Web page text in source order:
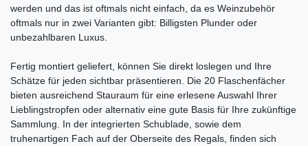
werden und das ist oftmals nicht einfach, da es Weinzubehör
oftmals nur in zwei Varianten gibt: Billigsten Plunder oder
unbezahlbaren Luxus.
Fertig montiert geliefert, können Sie direkt loslegen und Ihre
Schätze für jeden sichtbar präsentieren. Die 20 Flaschenfächer
bieten ausreichend Stauraum für eine erlesene Auswahl Ihrer
Lieblingstropfen oder alternativ eine gute Basis für Ihre zukünftige
Sammlung. In der integrierten Schublade, sowie dem
truhenartigen Fach auf der Oberseite des Regals, finden sich